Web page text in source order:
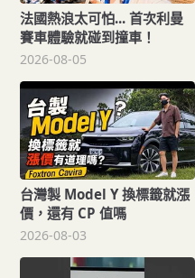
法國熱浪太可怕... 首次利曼
賽車體驗就碰到撞車！
2026-08-05
台灣製 Model Y 換標籤就漲
價，還有 CP 值嗎
2026-08-03